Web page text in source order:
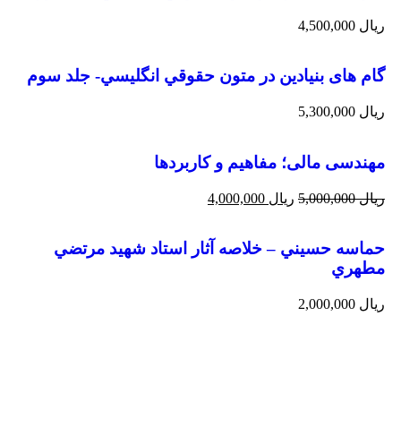
ریال
گام های بنیادین در متون حقوقي انگليسي- جلد سوم
ریال
مهندسی مالی؛ مفاهیم و کاربردها
ریال5,000,000 ریال
حماسه حسيني – خلاصه آثار استاد شهيد مرتضي
مطهري
ریال